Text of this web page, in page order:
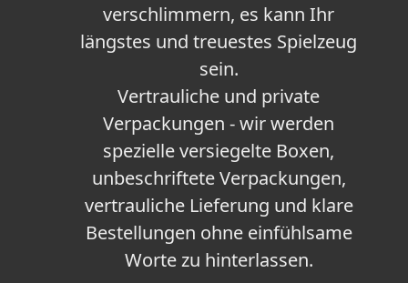
verschlimmern, es kann Ihr
längstes und treuestes Spielzeug
sein.
Vertrauliche und private
Verpackungen - wir werden
spezielle versiegelte Boxen,
unbeschriftete Verpackungen,
vertrauliche Lieferung und klare
Bestellungen ohne einfühlsame
Worte zu hinterlassen.